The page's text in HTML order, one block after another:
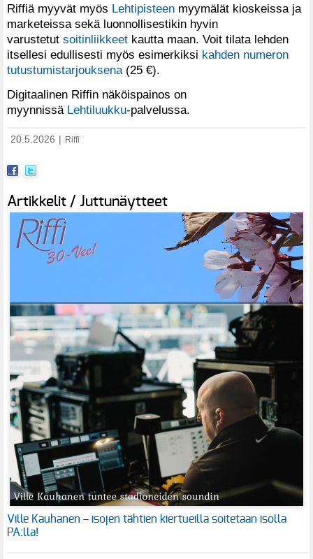
Riffiä myyvät myös Lehtipisteen myymälät kioskeissa ja
marketeissa sekä luonnollisestikin hyvin
varustetut soitinliikkeet kautta maan. Voit tilata lehden
itsellesi edullisesti myös esimerkiksi kahden numeron
tutustumistarjouksena (25 €).
Digitaalinen Riffin näköispainos on
myynnissä Lehtiluukku-palvelussa.
20.5.2026 Riffi
Artikkelit / Juttunäytteet
Ville Kauhanen – isojen tähtien kiertueilla soitetaan isolla
PA:lla!